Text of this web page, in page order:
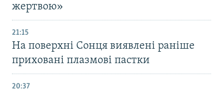
жертвою»
21:15
На поверхні Сонця виявлені раніше
приховані плазмові пастки
20:37